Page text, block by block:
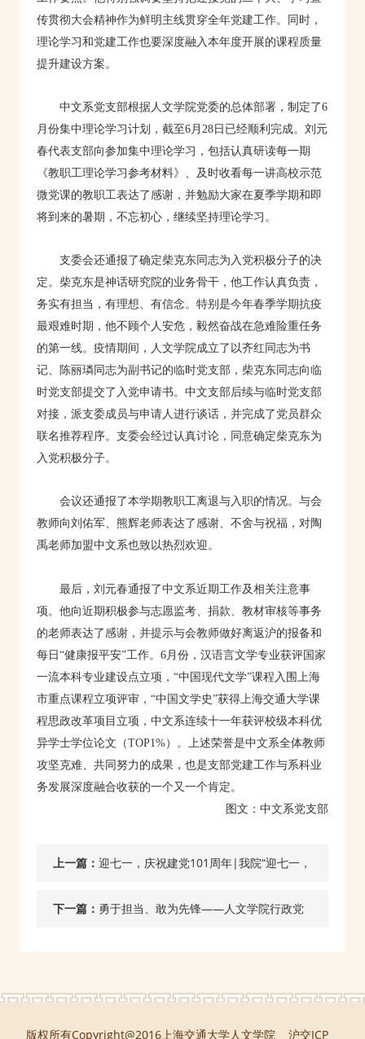
传贯彻大会精神作为鲜明主线贯穿全年党建工作。同时，
理论学习和党建工作也要深度融入本年度开展的课程质量
提升建设方案。
中文系党支部根据人文学院党委的总体部署，制定了6
月份集中理论学习计划，截至6月28日已经顺利完成。刘元
春代表支部向参加集中理论学习，包括认真研读每一期
《教职工理论学习参考材料》、及时收看每一讲高校示范
微党课的教职工表达了感谢，并勉励大家在夏季学期和即
将到来的暑期，不忘初心，继续坚持理论学习。
支委会还通报了确定柴克东同志为入党积极分子的决
定。柴克东是神话研究院的业务骨干，他工作认真负责，
务实有担当，有理想、有信念。特别是今年春季学期抗疫
最艰难时期，他不顾个人安危，毅然奋战在急难险重任务
的第一线。疫情期间，人文学院成立了以齐红同志为书
记、陈丽璘同志为副书记的临时党支部，柴克东同志向临
时党支部提交了入党申请书。中文支部后续与临时党支部
对接，派支委成员与申请人进行谈话，并完成了党员群众
联名推荐程序。支委会经过认真讨论，同意确定柴克东为
入党积极分子。
会议还通报了本学期教职工离退与入职的情况。与会
教师向刘佑军、熊辉老师表达了感谢、不舍与祝福，对陶
禹老师加盟中文系也致以热烈欢迎。
最后，刘元春通报了中文系近期工作及相关注意事
项。他向近期积极参与志愿监考、捐款、教材审核等事务
的老师表达了感谢，并提示与会教师做好离返沪的报备和
每日“健康报平安”工作。6月份，汉语言文学专业获评国家
一流本科专业建设点立项，“中国现代文学”课程入围上海
市重点课程立项评审，“中国文学史”获得上海交通大学课
程思政改革项目立项，中文系连续十一年获评校级本科优
异学士学位论文（TOP1%）。上述荣誉是中文系全体教师
攻坚克难、共同努力的成果，也是支部党建工作与系科业
务发展深度融合收获的一个又一个肯定。
图文：中文系党支部
上一篇： 迎七一，庆祝建党101周年|我院“迎七一，
庆生日——新时代党建”在线公益讲座顺利
下一篇： 勇于担当、敢为先锋——人文学院行政党
版权所有Copyright@2016上海交通大学人文学院 沪交ICP